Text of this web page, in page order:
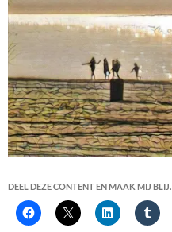
DEEL DEZE CONTENT EN MAAK MIJ BLIJ.